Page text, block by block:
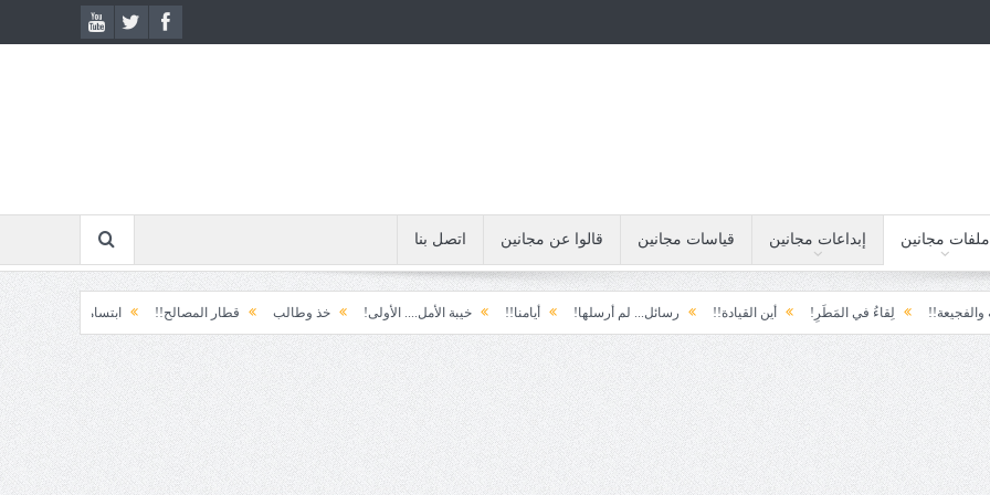
ملفات مجانين إبداعات مجانين قياسات مجانين قالوا عن مجانين اتصل بنا
لِقاءُ في المَطَرِ! أين القيادة!! رسائل... لم أرسلها! أيامنا!! خيبة الأمل.... الأولى! خذ وطالب قطار المصالح!! ابتسامة الطوارئ! المكوّن وما